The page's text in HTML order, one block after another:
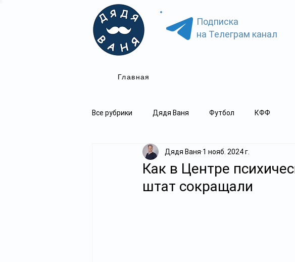
Подписка
на Телеграм канал
Главная
Все рубрики Дядя Ваня Футбол КФФ
Как в Центре
штат сокращали
Дядя Ваня 1 нояб. 2024 г.